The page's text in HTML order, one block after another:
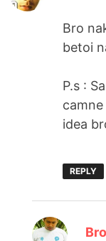
Bro
betoi
P.s :
idea
REPLY